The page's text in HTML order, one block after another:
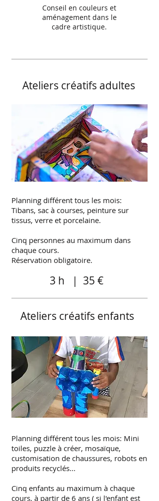
Conseil en couleurs et
aménagement dans le
cadre artistique.
Ateliers créatifs adultes
Planning différent tous les mois:
Tibans, sac à courses, peinture sur
tissus, verre et porcelaine.
Cinq personnes au maximum dans
chaque cours.
Réservation obligatoire.
3 h | 35 €
Ateliers créatifs enfants
Planning différent tous les mois: Mini
toiles, puzzle à créer, mosaïque,
customisation de chaussures, robots en
produits recyclés...
Cinq enfants au maximum à chaque
cours, à partir de 6 ans ( si l'enfant est